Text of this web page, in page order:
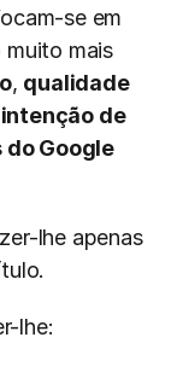
se em
muito mais
, qualidade
intenção de
do Google
lhe apenas
lhe: